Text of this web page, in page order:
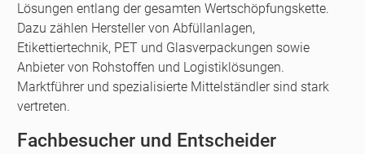
Lösungen entlang der gesamten Wertschöpfungskette.
Dazu zählen Hersteller von Abfüllanlagen,
Etikettiertechnik, PET und Glasverpackungen sowie
Anbieter von Rohstoffen und Logistiklösungen.
Marktführer und spezialisierte Mittelständler sind stark
vertreten.
Fachbesucher und Entscheider